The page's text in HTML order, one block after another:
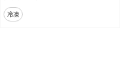
2064---
冷凍